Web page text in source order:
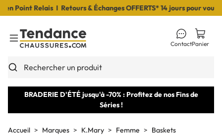
Point Relais I Retours & Échanges OFFERTS* 14 jours pour vous
Toggle Menu
Rechercher un produit
ContactPanier
BRADERIE D'ÉTÉ jusqu'à -70% : Profitez de nos Fins de
Séries !
Accueil Marques K.Mary Femme
Baskets